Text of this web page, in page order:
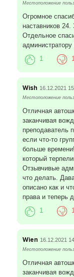
Местоположение
Огромное
наставников
Отдельное
1
Wish 16.12.2021
Местоположение
Отличная
заканчивая
преподаватель
если что-то
больше
который
Отзывчивые
что делать.
описано как и
права и теперь
1
Wien 16.12.2021
Местоположение
Отличная
заканчивая